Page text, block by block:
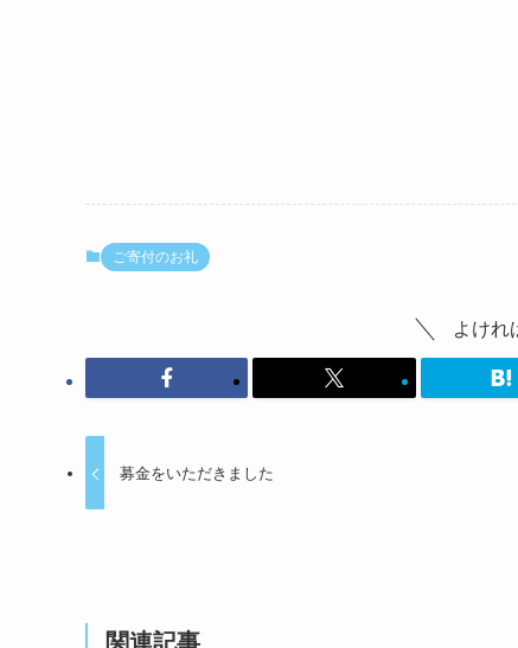
ご寄付のお礼
よけれ
募金をいただきました
関連記事